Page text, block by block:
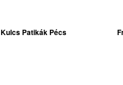
Kulcs Patikák Pécs